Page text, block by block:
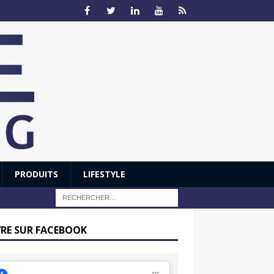
PRODUITS LIFESTYLE
SUR FACEBOOK